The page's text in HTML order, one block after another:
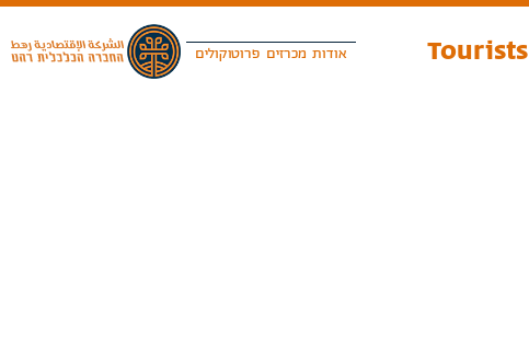
Tourists אודות מכרזים פרוטוקולים